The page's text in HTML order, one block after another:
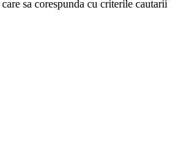
sa corespunda cu criterile cautarii